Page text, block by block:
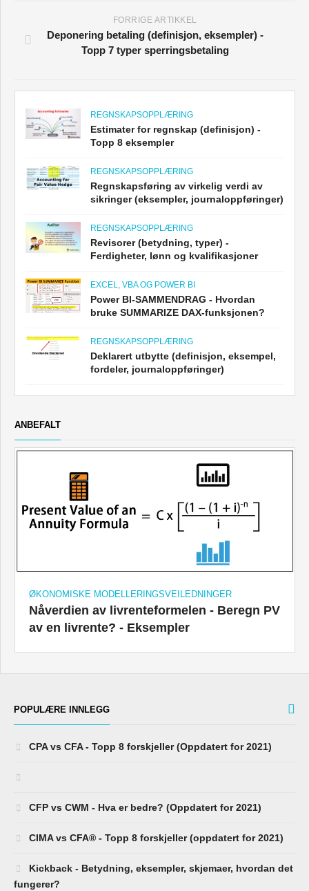
FORRIGE ARTIKKEL
Deponering betaling (definisjon, eksempler) -
Topp 7 typer sperringsbetaling
REGNSKAPSOPPLÆRING
Estimater for regnskap (definisjon) -
Topp 8 eksempler
REGNSKAPSOPPLÆRING
Regnskapsføring av virkelig verdi av
sikringer (eksempler, journaloppføringer)
REGNSKAPSOPPLÆRING
Revisorer (betydning, typer) -
Ferdigheter, lønn og kvalifikasjoner
EXCEL, VBA OG POWER BI
Power BI-SAMMENDRAG - Hvordan
bruke SUMMARIZE DAX-funksjonen?
REGNSKAPSOPPLÆRING
Deklarert utbytte (definisjon, eksempel,
fordeler, journaloppføringer)
ANBEFALT
ØKONOMISKE MODELLERINGSVEILEDNINGER
Nåverdien av livrenteformelen - Beregn PV
av en livrente? - Eksempler
POPULÆRE INNLEGG
CPA vs CFA - Topp 8 forskjeller (Oppdatert for 2021)
CFP vs CWM - Hva er bedre? (Oppdatert for 2021)
CIMA vs CFA® - Topp 8 forskjeller (oppdatert for 2021)
Kickback - Betydning, eksempler, skjemaer, hvordan det
fungerer?